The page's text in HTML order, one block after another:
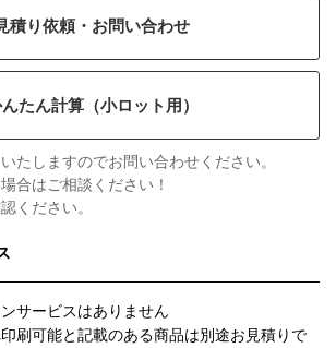
積り依頼・お問い合わせ
たん計算（小ロット用）
たしますのでお問い合わせください。
合はご相談ください！
ください。
サービスはありません
刷可能と記載のある商品は別途お見積りで